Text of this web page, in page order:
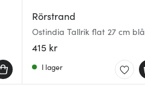
Rörstrand
Ostindia Tallrik flat 27 cm blå
415 kr
I lager